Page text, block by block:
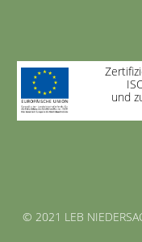
und
© 2021 LEB